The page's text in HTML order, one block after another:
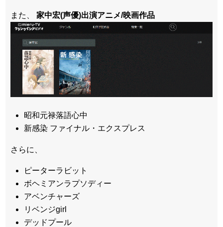
また、 家中宏(声優)出演アニメ/映画作品
昭和元禄落語心中
新感染 ファイナル・エクスプレス
さらに、
ピーターラビット
ボヘミアンラプソディー
アベンチャーズ
リベンジgirl
デッドプール